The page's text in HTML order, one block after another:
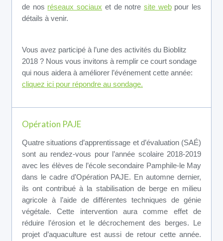
de nos réseaux sociaux et de notre site webpour les
détails à venir.
Vous avez participé à l’une des activités du Bioblitz
2018 ? Nous vous invitons à remplir ce court sondage
qui nous aidera à améliorer l’événement cette année:
cliquez ici pour répondre au sondage.
Opération PAJE
Quatre situations d’apprentissage et d’évaluation (SAÉ)
sont au rendez-vous pour l’année scolaire 2018-2019
avec les élèves de l’école secondaire Pamphile-le May
dans le cadre d’Opération PAJE. En automne dernier,
ils ont contribué à la stabilisation de berge en milieu
agricole à l’aide de différentes techniques de génie
végétale. Cette intervention aura comme effet de
réduire l’érosion et le décrochement des berges. Le
projet d’aquaculture est aussi de retour cette année.